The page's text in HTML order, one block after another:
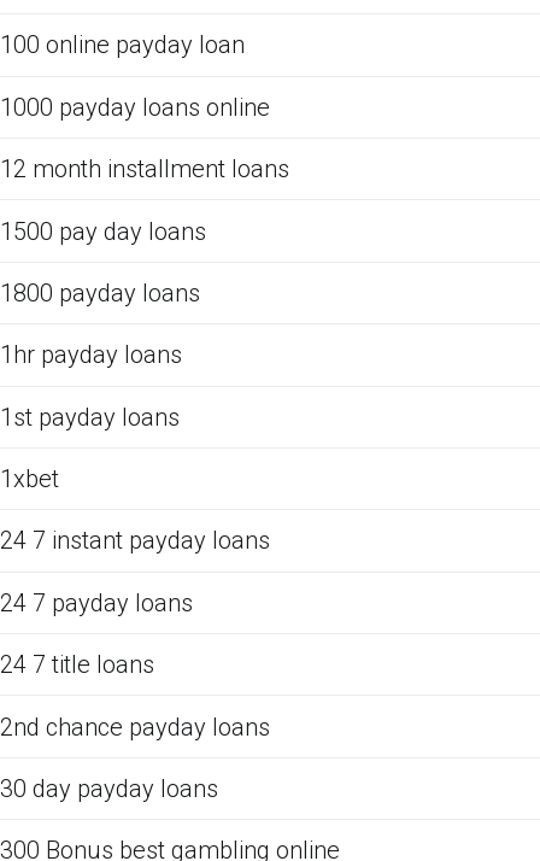
100 online payday loan
1000 payday loans online
12 month installment loans
1500 pay day loans
1800 payday loans
1hr payday loans
1st payday loans
1xbet
24 7 instant payday loans
24 7 payday loans
24 7 title loans
2nd chance payday loans
30 day payday loans
300 Bonus best gambling online